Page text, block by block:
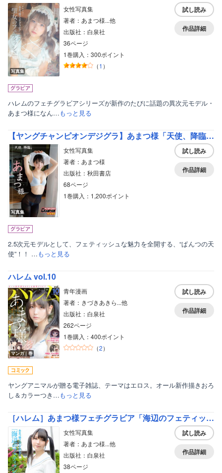
写真集
女性写真集
著者：あまつ様...他
出版社：白泉社
36ページ
1巻購入：300ポイント
（1 ）
試し読み
作品詳細
ハレムのフェチグラビアシリーズが新作のたびに話題の異次元モデル・
あまつ様になん…もっと見る
【ヤングチャンピオンデジグラ】あまつ様「天使、降臨。」
写真集
女性写真集
著者：あまつ様
出版社：秋田書店
68ページ
1巻購入：1,200ポイント
試し読み
作品詳細
2.5次元モデルとして、フェティッシュな魅力を全開する、“ぱんつの天
使”！！ …もっと見る
ハレム vol.10
マンガ｜巻
青年漫画
著者：きづきあきら...他
出版社：白泉社
262ページ
1巻購入：400ポイント
（2）
試し読み
作品詳細
ヤングアニマルが贈る電子雑誌、テーマはエロス。オール新作描きおろ
し＆カラーつき…もっと見る
［ハレム］あまつ様フェチグラビア「海辺のフェティッシュ」【美麗版34P】
女性写真集
著者：あまつ様...他
出版社：白泉社
38ページ
試し読み
作品詳細